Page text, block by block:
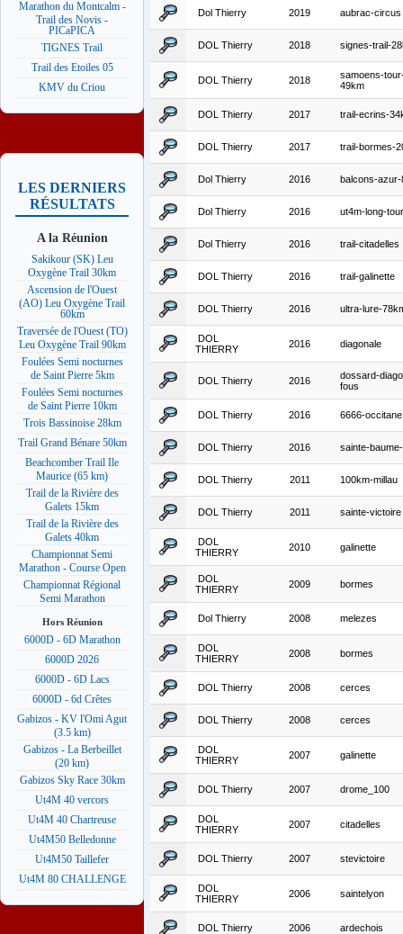
Marathon du Montcalm -
Trail des Novis -
PICaPICA
TIGNES Trail
Trail des Etoiles 05
KMV du Criou
LES DERNIERS
RÉSULTATS
A la Réunion
Sakikour (SK) Leu
Oxygène Trail 30km
Ascension de l'Ouest
(AO) Leu Oxygène Trail
60km
Traversée de l'Ouest (TO)
Leu Oxygène Trail 90km
Foulées Semi nocturnes
de Saint Pierre 5km
Foulées Semi nocturnes
de Saint Pierre 10km
Trois Bassinoise 28km
Trail Grand Bénare 50km
Beachcomber Trail Ile
Maurice (65 km)
Trail de la Rivière des
Galets 15km
Trail de la Rivière des
Galets 40km
Championnat Semi
Marathon - Course Open
Championnat Régional
Semi Marathon
Hors Réunion
6000D - 6D Marathon
6000D 2026
6000D - 6D Lacs
6000D - 6d Crêtes
Gabizos - KV l'Omi Agut
(3.5 km)
Gabizos - La Berbeillet
(20 km)
Gabizos Sky Race 30km
Ut4M 40 vercors
Ut4M 40 Chartreuse
Ut4M50 Belledonne
Ut4M50 Taillefer
Ut4M 80 CHALLENGE
Dol Thierry 2019 aubrac-circus
DOL Thierry 2018 signes-trail-
DOL Thierry 2018
samoens-
49km
DOL Thierry 2017 trail-ecrins-
DOL Thierry 2017 trail-bormes-
Dol Thierry 2016 balcons-azur-
Dol Thierry 2016 ut4m-long-
Dol Thierry 2016 trail-citadelles
DOL Thierry 2016 trail-galinette
DOL Thierry 2016 ultra-lure-
DOL
THIERRY
2016 diagonale
DOL Thierry 2016
dossard-
fous
DOL Thierry 2016 6666-occitane
DOL Thierry 2016 sainte-
DOL Thierry 2011 100km-millau
DOL Thierry 2011 sainte-victoire
DOL
THIERRY
2010 galinette
DOL
THIERRY
2009 bormes
Dol Thierry 2008 melezes
DOL
THIERRY
2008 bormes
DOL Thierry 2008 cerces
DOL Thierry 2008 cerces
DOL
THIERRY
2007 galinette
DOL Thierry 2007 drome_100
DOL
THIERRY
2007 citadelles
DOL Thierry 2007 stevictoire
DOL
THIERRY
2006 saintelyon
DOL Thierry 2006 ardechois